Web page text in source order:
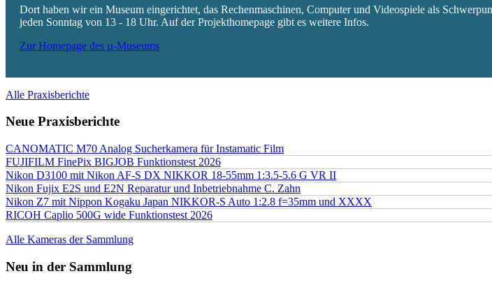
Dort haben wir ein Museum eingerichtet, das Rechenmaschinen, Computer und Videospiele als
jeden Sonntag von 13 - 18 Uhr. Auf der Projekthomepage gibt es weitere Infos.
Zur Homepage des µ-Museums
Alle Praxisberichte
Neue Praxisberichte
CANOMATIC M70 Analog Sucherkamera für Instamatic Film
FUJIFILM FinePix BIGJOB Funktionstest 2026
Nikon D3100 mit Nikon AF-S DX NIKKOR 18-55mm 1:3.5-5.6 G VR II
Nikon Fujix E2S und E2N Reparatur und Inbetriebnahme C. Zahn
Nikon Z7 mit Nippon Kogaku Japan NIKKOR-S Auto 1:2.8 f=35mm und XXXX
RICOH Caplio 500G wide Funktionstest 2026
Alle Kameras der Sammlung
Neu in der Sammlung